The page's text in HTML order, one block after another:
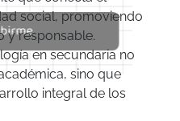
social, promoviendo
y responsable.
en secundaria no
sino que
integral de los